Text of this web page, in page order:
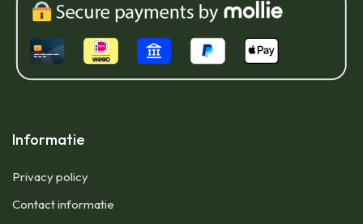
Informatie
Privacy policy
Contact informatie